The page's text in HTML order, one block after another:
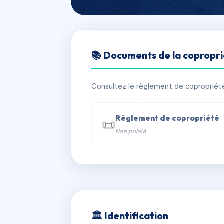
SDC
📍 88-92 bd saint-denis 92400
📞 Contacter Syndic Digital
📚 Documents de la
Consultez le règlement de
📜Règlement de copropriété
Non publié
🏛 Identification